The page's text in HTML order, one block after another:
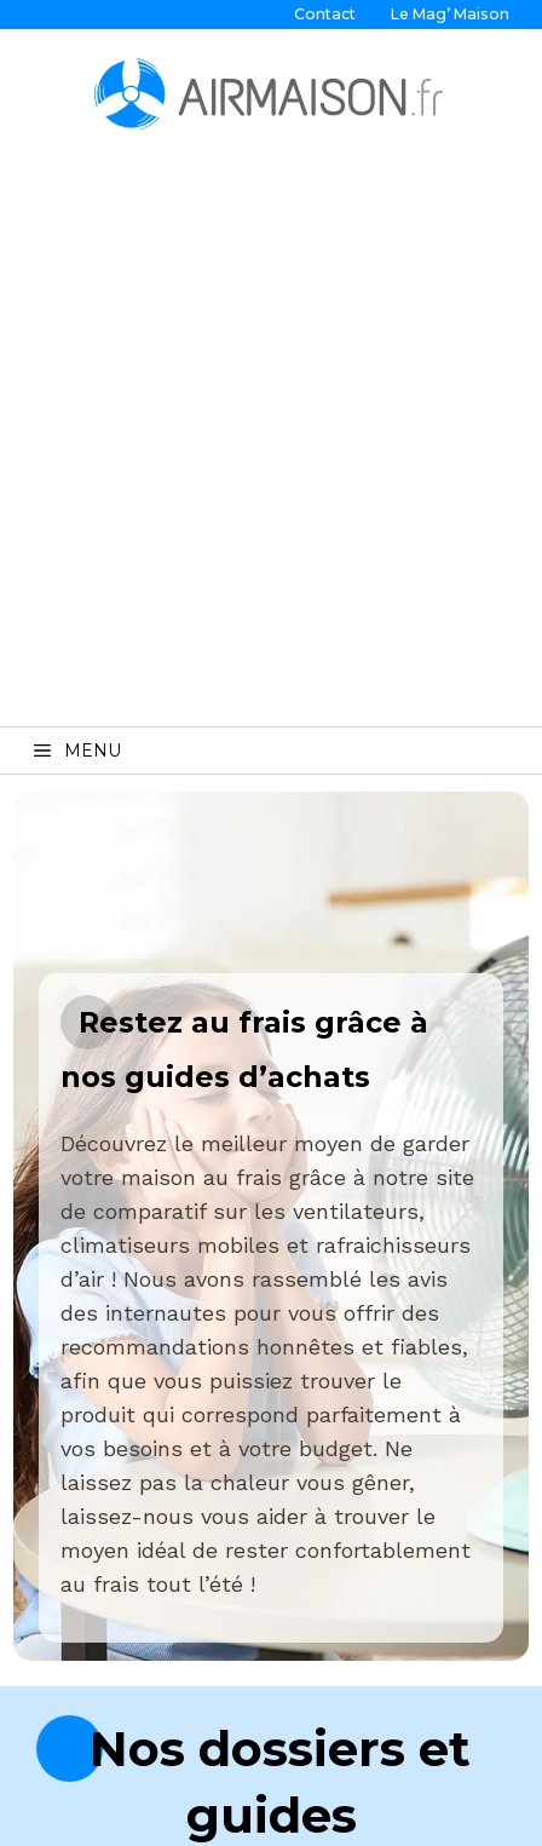
Contact Le Mag’ Maison
MENU
Restez au frais grâce à
nos guides d’achats
Découvrez le meilleur moyen de garder
votre maison au frais grâce à notre site
de comparatif sur les ventilateurs,
climatiseurs mobiles et rafraichisseurs
d’air ! Nous avons rassemblé les avis
des internautes pour vous offrir des
recommandations honnêtes et fiables,
afin que vous puissiez trouver le
produit qui correspond parfaitement à
vos besoins et à votre budget. Ne
laissez pas la chaleur vous gêner,
laissez-nous vous aider à trouver le
moyen idéal de rester confortablement
au frais tout l’été !
Nos dossiers et
guides